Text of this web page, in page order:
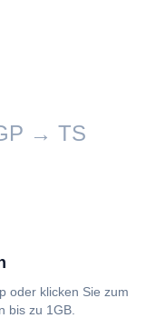
→ ⁦⁦TS⁩⁩
oder klicken Sie zum
bis zu 1GB.